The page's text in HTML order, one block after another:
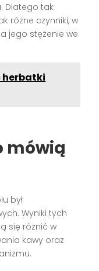
Dlatego tak
różne czynniki, w
jego stężenie we
herbatki
mówią
był
Wyniki tych
się różnić w
kawy oraz